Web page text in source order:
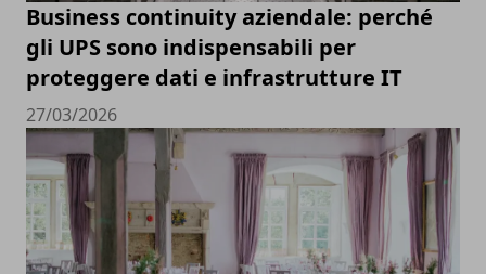
Business continuity aziendale: perché
gli UPS sono indispensabili per
proteggere dati e infrastrutture IT
27/03/2026